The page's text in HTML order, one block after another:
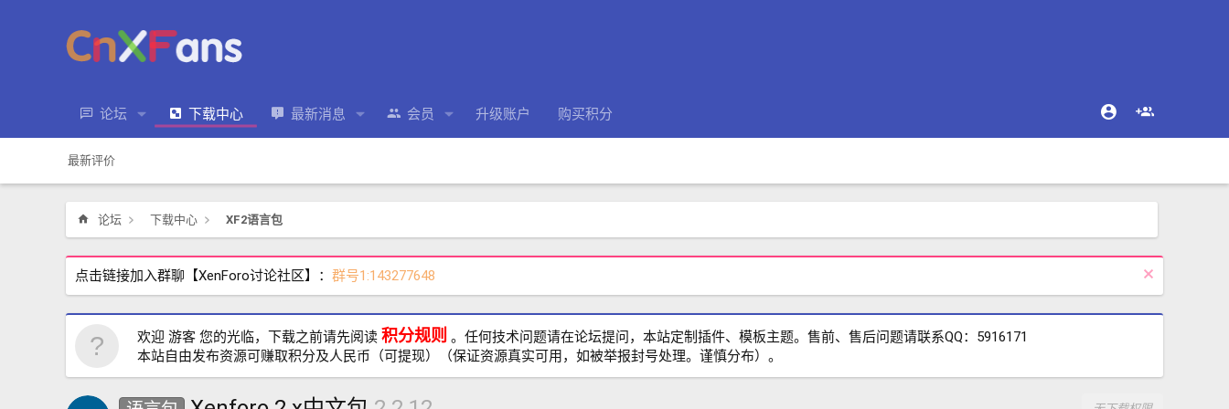
论坛 下载中心 最新消息 会员 升级账户 购买积分
最新评价
论坛 下载中心 XF2语言包
点击链接加入群聊【XenForo讨论社区】： 群号1:143277648
欢迎 游客 您的光临，下载之前请先阅读 积分规则 。任何技术问题请在论坛提问，本站定制插件、模板主题。售前、售后问题请联系QQ：5916171
本站自由发布资源可赚取积分及人民币（可提现）（保证资源真实可用，如被举报封号处理。谨慎分布）。